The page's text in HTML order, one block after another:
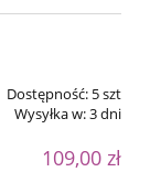
Dostępność: 5 szt
Wysyłka w:3 dni
109,00 zł